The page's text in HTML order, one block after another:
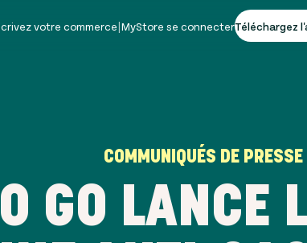
votre commerce|MyStore se connecterTéléchargez
COMMUNIQUÉS DE PRESSE
GO LANCE